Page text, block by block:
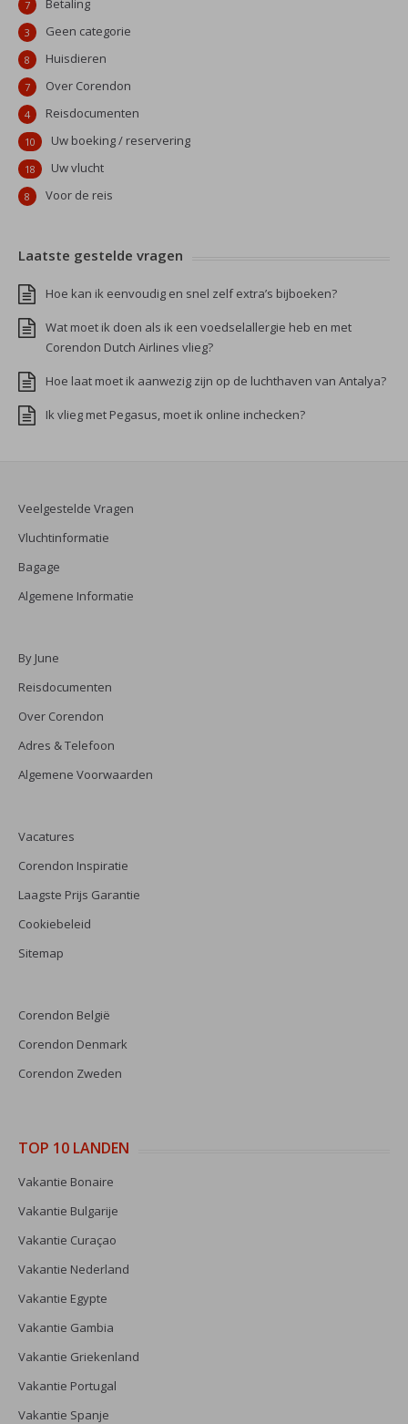
Betaling
7
Geen categorie
3
Huisdieren
8
Over Corendon
7
Reisdocumenten
4
Uw boeking / reservering
10
Uw vlucht
18
Voor de reis
8
Laatste gestelde vragen
Hoe kan ik eenvoudig en snel zelf extra’s bijboeken?
Wat moet ik doen als ik een voedselallergie heb en met
Corendon Dutch Airlines vlieg?
Hoe laat moet ik aanwezig zijn op de luchthaven van Antalya?
Ik vlieg met Pegasus, moet ik online inchecken?
Veelgestelde Vragen
Vluchtinformatie
Bagage
Algemene Informatie
By June
Reisdocumenten
Over Corendon
Adres & Telefoon
Algemene Voorwaarden
Vacatures
Corendon Inspiratie
Laagste Prijs Garantie
Cookiebeleid
Sitemap
Corendon België
Corendon Denmark
Corendon Zweden
TOP 10 LANDEN
Vakantie Bonaire
Vakantie Bulgarije
Vakantie Curaçao
Vakantie Nederland
Vakantie Egypte
Vakantie Gambia
Vakantie Griekenland
Vakantie Portugal
Vakantie Spanje